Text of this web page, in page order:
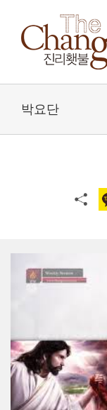
content
박요단